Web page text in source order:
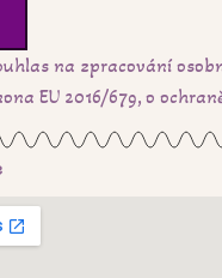
na zpracování
EU 2016/679, o